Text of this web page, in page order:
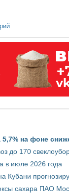
на фоне
до 170
в июле 2026 года
Кубани
сахара ПАО